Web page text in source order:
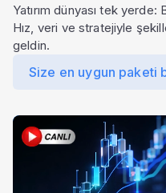
Yatırım dünyası tek
Hız, veri ve stratejiyle
geldin.
Size en uygun paketi